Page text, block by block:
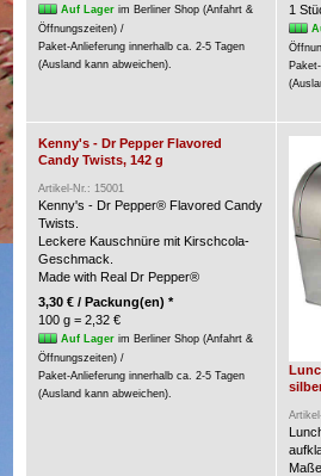
Auf Lagerim Berliner Shop (Anfahrt &
Öffnungszeiten) /
Paket-Anlieferung innerhalb ca. 2-5 Tagen
(Ausland kann abweichen).
1
Kenny's - Dr Pepper Flavored
Candy Twists, 142 g
Artikel-Nr.: 15001
Kenny's - Dr Pepper® Flavored Candy
Twists.
Leckere Kauschnüre mit Kirschcola-
Geschmack.
Made with Real Dr Pepper®
3,30 € / Packung(en) *
100 g = 2,32 €
Auf Lagerim Berliner Shop (Anfahrt &
Öffnungszeiten) /
Paket-Anlieferung innerhalb ca. 2-5 Tagen
(Ausland kann abweichen).